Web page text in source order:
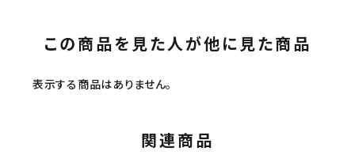
この商品を見た人が他に見た商品
表示する商品はありません。
関連商品